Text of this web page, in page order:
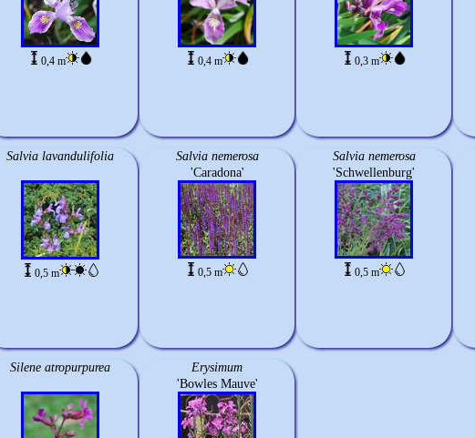
0,4 m 0,4 m 0,3 m
Salvia lavandulifolia
0,5 m
Salvia nemerosa
'Caradona'
0,5 m
Salvia nemerosa
'Schwellenburg'
0,5 m
Silene atropurpurea
Erysimum
'Bowles Mauve'